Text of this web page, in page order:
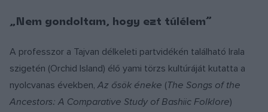
„Nem gondoltam, hogy ezt túlélem”
A professzor a Tajvan délkeleti partvidékén található Irala
szigetén (Orchid Island) élő yami törzs kultúráját kutatta a
nyolcvanas években,Az ősök éneke (The Songs of the
Ancestors: A Comparative Study of Bashiic Folklore)